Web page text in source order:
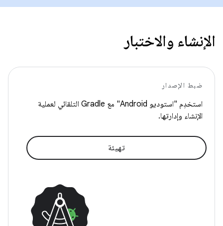
الإنشاء والاختبار
ضبط الإصدار
استخدِم "استوديو Android" مع Gradle التلقائي لعملية
الإنشاء وإدارتها.
تهيئة